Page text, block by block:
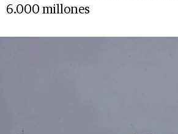
6.000 millones